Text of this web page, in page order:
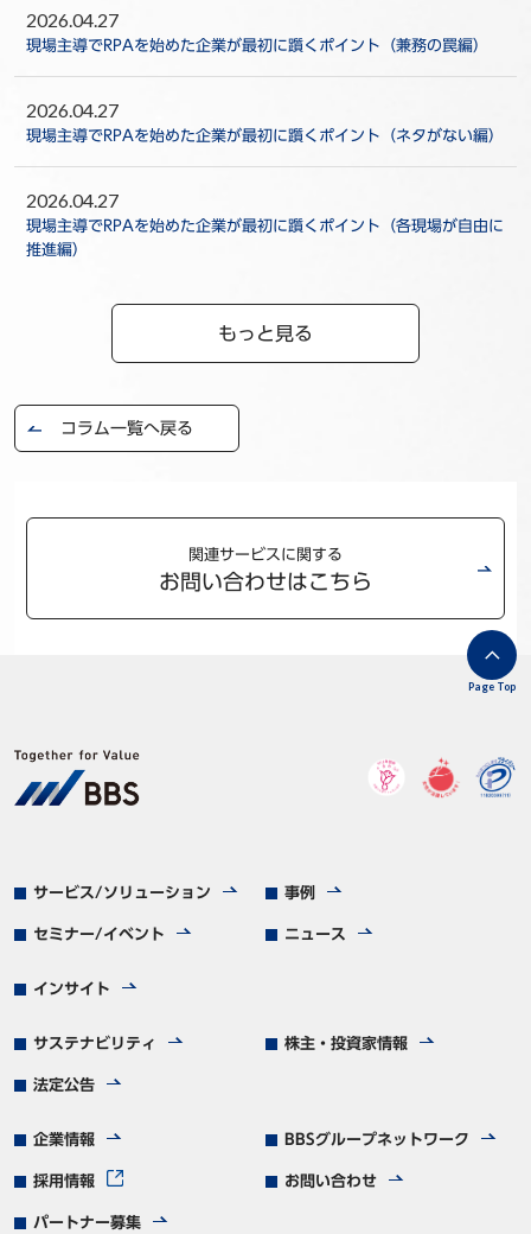
2026.04.27
現場主導でRPAを始めた企業が最初に躓くポイント（兼務の罠編）
2026.04.27
現場主導でRPAを始めた企業が最初に躓くポイント（ネタがない編）
2026.04.27
現場主導でRPAを始めた企業が最初に躓くポイント（各現場が自由に
推進編）
もっと見る
コラム一覧へ戻る
関連サービスに関する
お問い合わせはこちら
サービス/ソリューション 事例
セミナー/イベント ニュース
インサイト
サステナビリティ 株主・投資家情報
法定公告
企業情報 BBSグループネットワーク
採用情報 お問い合わせ
パートナー募集
Page Top